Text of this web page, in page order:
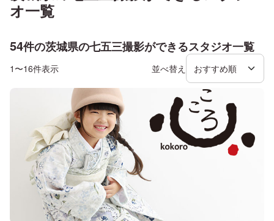
オ一覧
54件の茨城県の七五三撮影ができるスタジオ一覧
1〜16件表示 並べ替え